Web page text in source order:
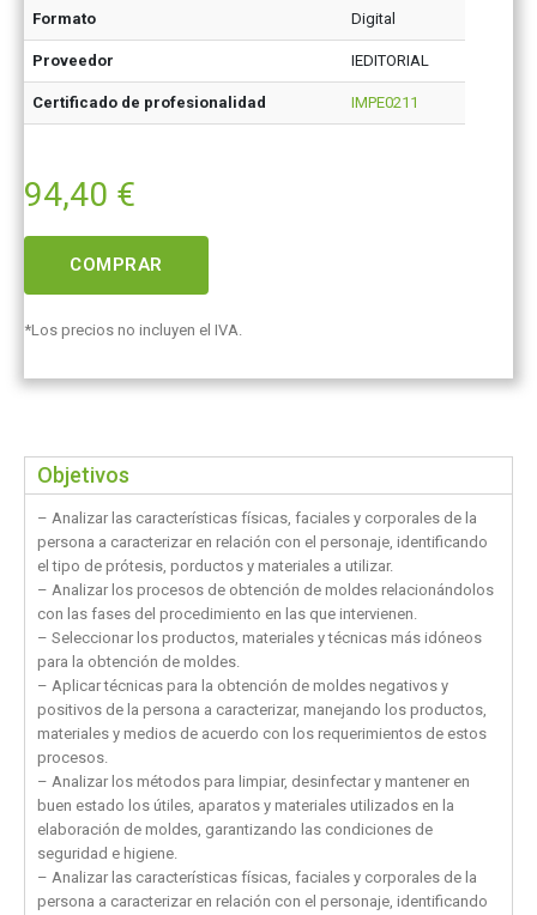
Formato Digital
Proveedor IEDITORIAL
Certificado de profesionalidad IMPE0211
94,40 €
COMPRAR
*Los precios no incluyen el IVA.
Objetivos
– Analizar las características físicas, faciales y corporales de la
persona a caracterizar en relación con el personaje, identificando
el tipo de prótesis, porductos y materiales a utilizar.
– Analizar los procesos de obtención de moldes relacionándolos
con las fases del procedimiento en las que intervienen.
– Seleccionar los productos, materiales y técnicas más idóneos
para la obtención de moldes.
– Aplicar técnicas para la obtención de moldes negativos y
positivos de la persona a caracterizar, manejando los productos,
materiales y medios de acuerdo con los requerimientos de estos
procesos.
– Analizar los métodos para limpiar, desinfectar y mantener en
buen estado los útiles, aparatos y materiales utilizados en la
elaboración de moldes, garantizando las condiciones de
seguridad e higiene.
– Analizar las características físicas, faciales y corporales de la
persona a caracterizar en relación con el personaje, identificando